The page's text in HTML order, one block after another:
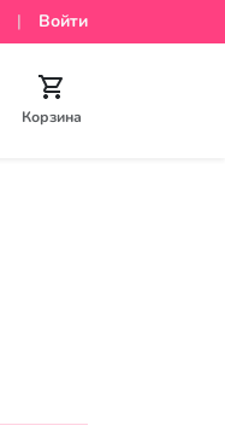
Войти
Корзина